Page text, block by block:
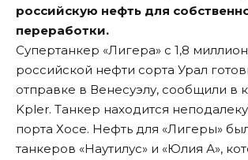
российскую нефть для
переработки.
Супертанкер «Лигера» с 1,8
российской нефти сорта Урал
отправке в Венесуэлу, сообщили в
Kpler. Танкер находится
порта Хосе. Нефть для «Лигеры»
танкеров «Наутилус» и «Юлия А»,